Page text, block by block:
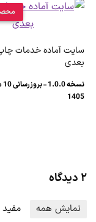
سایت آماده خدمات
بعدی
1405
۲ دیدگاه
نمایش همه